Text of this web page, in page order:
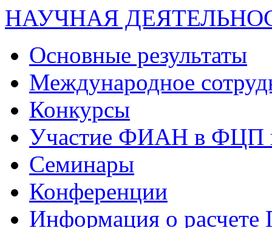
НАУЧНАЯ
Основные результаты
Международное
Конкурсы
Участие ФИАН в ФЦП
Семинары
Конференции
Информация о